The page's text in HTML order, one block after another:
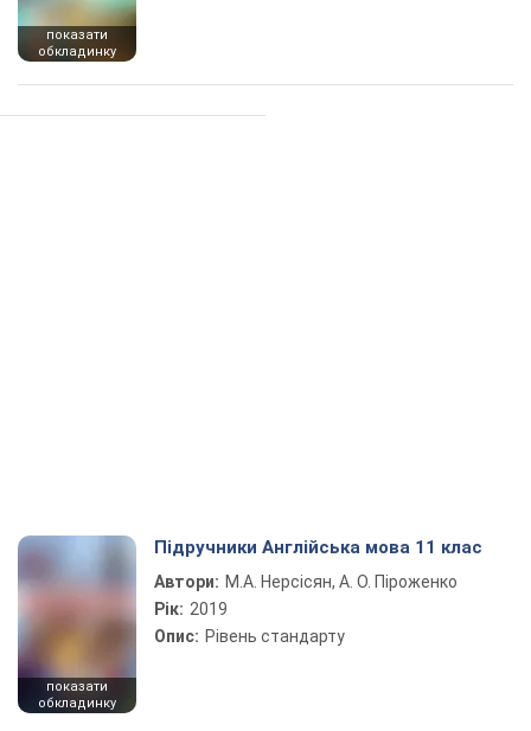
показати
обкладинку
показати
обкладинку
Підручники Англійська мова 11 клас
Автори: М.А. Нерсісян, А. О. Піроженко
Рік: 2019
Опис: Рівень стандарту